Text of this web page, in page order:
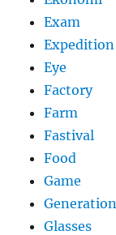
Exam
Expedition
Eye
Factory
Farm
Fastival
Food
Game
Generation
Glasses